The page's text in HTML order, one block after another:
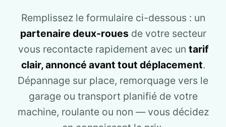
Remplissez le formulaire ci-dessous : un
partenaire deux-rouesde votre secteur
vous recontacte rapidement avec un tarif
clair, annoncé avant tout déplacement.
Dépannage sur place, remorquage vers le
garage ou transport planifié de votre
machine, roulante ou non — vous décidez